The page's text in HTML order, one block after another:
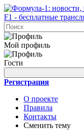
Мой профиль
Гости
Регистрация
О проекте
Правила
Контакты
Сменить тему